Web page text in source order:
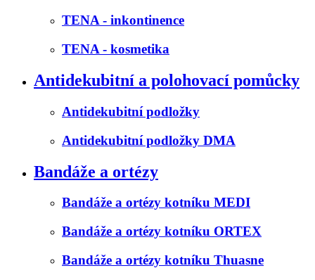
TENA - inkontinence
TENA - kosmetika
Antidekubitní a polohovací pomůcky
Antidekubitní podložky
Antidekubitní podložky DMA
Bandáže a ortézy
Bandáže a ortézy kotníku MEDI
Bandáže a ortézy kotníku ORTEX
Bandáže a ortézy kotníku Thuasne